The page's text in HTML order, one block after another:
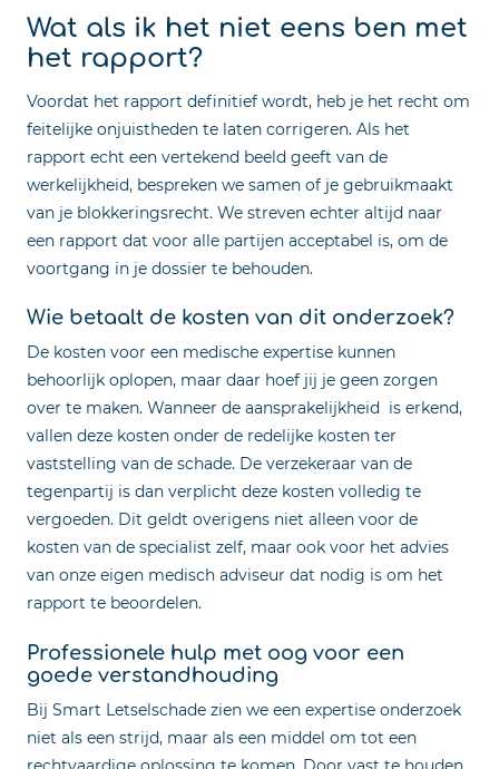
Wat als ik het niet eens ben met
het rapport?
Voordat het rapport definitief wordt, heb je het recht om
feitelijke onjuistheden te laten corrigeren. Als het
rapport echt een vertekend beeld geeft van de
werkelijkheid, bespreken we samen of je gebruikmaakt
van je blokkeringsrecht. We streven echter altijd naar
een rapport dat voor alle partijen acceptabel is, om de
voortgang in je dossier te behouden.
Wie betaalt de kosten van dit onderzoek?
De kosten voor een medische expertise kunnen
behoorlijk oplopen, maar daar hoef jij je geen zorgen
over te maken. Wanneer de aansprakelijkheid is erkend,
vallen deze kosten onder de redelijke kosten ter
vaststelling van de schade. De verzekeraar van de
tegenpartij is dan verplicht deze kosten volledig te
vergoeden. Dit geldt overigens niet alleen voor de
kosten van de specialist zelf, maar ook voor het advies
van onze eigen medisch adviseur dat nodig is om het
rapport te beoordelen.
Professionele hulp met oog voor een
goede verstandhouding
Bij Smart Letselschade zien we een expertise onderzoek
niet als een strijd, maar als een middel om tot een